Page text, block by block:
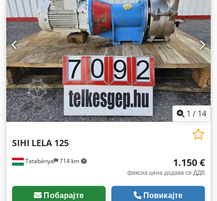
1 / 14
Tatabánya 714 km
SIHI LELA 125
1.150 €
фиксна цена додава се ДДВ
Побарајте Повикајте